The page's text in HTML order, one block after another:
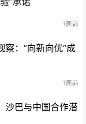
1周前
察：“向新向优”成
1周前
沙巴与中国合作潜